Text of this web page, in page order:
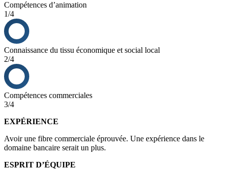
Compétences d’animation
1/4
Connaissance du tissu économique et social local
2/4
Compétences commerciales
3/4
EXPÉRIENCE
Avoir une fibre commerciale éprouvée. Une expérience dans le
domaine bancaire serait un plus.
ESPRIT D’ÉQUIPE